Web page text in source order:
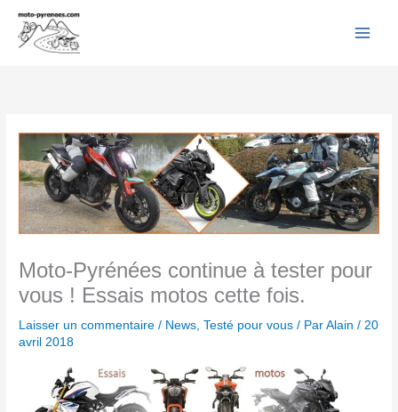
contenu
Moto-Pyrénées continue à tester pour
vous ! Essais motos cette fois.
Laisser un commentaire / News,Testé pour vous / ParAlain/20
avril 2018